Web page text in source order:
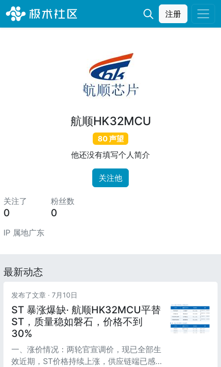
注册
航顺HK32MCU
80 声望
他还没有填写个人简介
关注他
关注了
0
粉丝数
0
IP 属地广东
最新动态
发布了文章 · 7月10日
ST 暴涨爆缺· 航顺HK32MCU平替
ST，质量稳如磐石，价格不到
30%
一、涨价情况：两轮官宣调价，现已全部生
效近期，ST价格持续上涨，供应链端已感